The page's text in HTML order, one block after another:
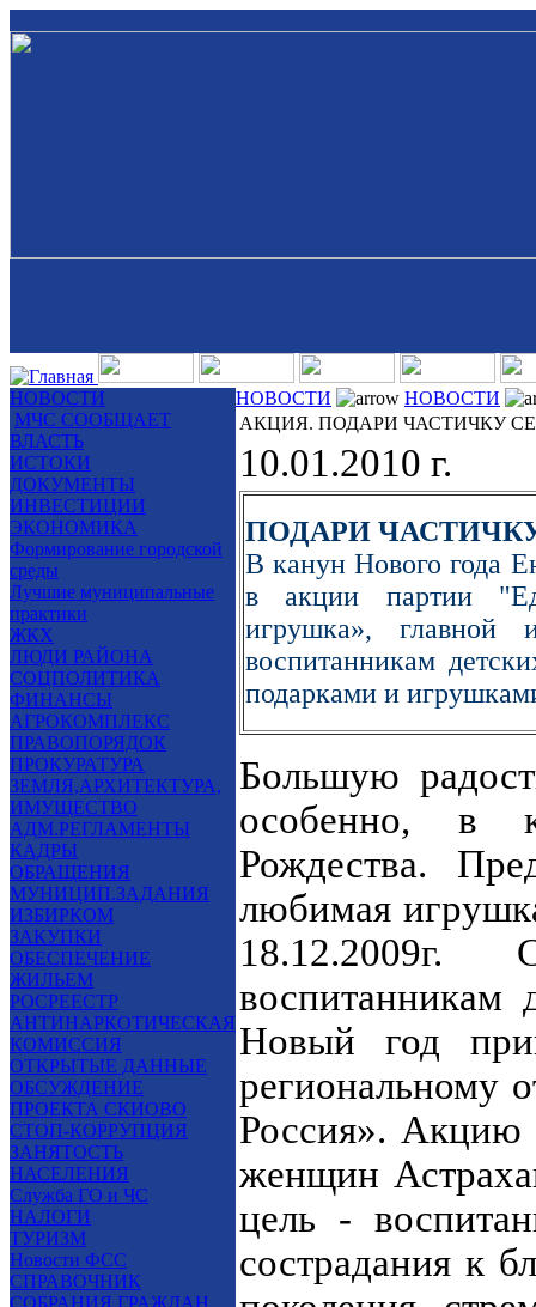
НОВОСТИ
МЧС СООБЩАЕТ
ВЛАСТЬ
ИСТОКИ
ДОКУМЕНТЫ
ИНВЕСТИЦИИ
ЭКОНОМИКА
Формирование городской
среды
Лучшие муниципальные
практики
ЖКХ
ЛЮДИ РАЙОНА
СОЦПОЛИТИКА
ФИНАНСЫ
АГРОКОМПЛЕКС
ПРАВОПОРЯДОК
ПРОКУРАТУРА
ЗЕМЛЯ,АРХИТЕКТУРА,
ИМУЩЕСТВО
АДМ.РЕГЛАМЕНТЫ
КАДРЫ
ОБРАЩЕНИЯ
МУНИЦИП.ЗАДАНИЯ
ИЗБИРКОМ
ЗАКУПКИ
ОБЕСПЕЧЕНИЕ
ЖИЛЬЕМ
РОСРЕЕСТР
АНТИНАРКОТИЧЕСКАЯ
КОМИССИЯ
ОТКРЫТЫЕ ДАННЫЕ
ОБСУЖДЕНИЕ
ПРОЕКТА СКИОВО
СТОП-КОРРУПЦИЯ
ЗАНЯТОСТЬ
НАСЕЛЕНИЯ
Служба ГО и ЧС
НАЛОГИ
ТУРИЗМ
Новости ФСС
СПРАВОЧНИК
СОБРАНИЯ ГРАЖДАН
НОВОСТИ
НОВОСТИ
АКЦИЯ. ПОДАРИ ЧАСТИЧКУ
10.01.2010 г.
ПОДАРИ
В канун Нового года
в акции партии
игрушка», главной
воспитанникам
подарками и
Большую
особенно, в
Рождества.
любимая
18.12.2009г.
воспитанникам
Новый год
региональному
Россия». Акцию
женщин
цель -
сострадания к